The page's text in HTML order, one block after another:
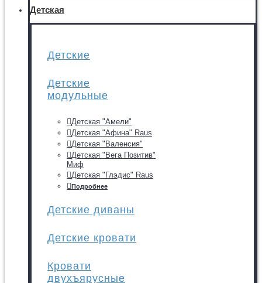
Детская
Детские
Детские
модульные
Детская "Амели"
Детская "Афина" Raus
Детская "Валенсия"
Детская "Вега Позитив"
Миф
Детская "Глэдис" Raus
Подробнее
Детские диваны
Детские кровати
Кровати
двухъярусные